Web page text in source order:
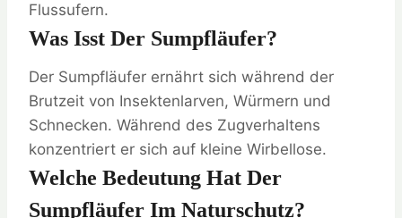
Flussufern.
Was Isst Der Sumpfläufer?
Der Sumpfläufer ernährt sich während der
Brutzeit von Insektenlarven, Würmern und
Schnecken. Während des Zugverhaltens
konzentriert er sich auf kleine Wirbellose.
Welche Bedeutung Hat Der
Sumpfläufer Im Naturschutz?